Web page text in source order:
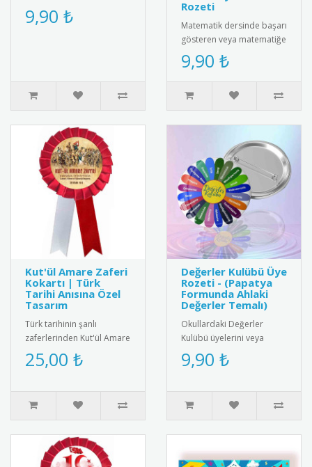
estetik rozeti kesfedin.
Kiyafetlerinize sik bir
9,90 ₺
Rozeti
Matematik dersinde başarı
gösteren veya matematiğe
ilgi duyan öğrencileri
motive etmenin en
eğlencel..
9,90 ₺
Kut'ül Amare Zaferi
Kokartı | Türk
Tarihi Anısına Özel
Tasarım
Türk tarihinin şanlı
zaferlerinden Kut'ül Amare
muharebesinin anısına
özel tasarlanmış kokart.
25,00 ₺
Değerler Kulübü Üye
Rozeti - (Papatya
Formunda Ahlaki
Değerler Temalı)
Okullardaki Değerler
Kulübü üyelerini veya
değerler eğitiminde
başarılı olan öğrencileri
9,90 ₺